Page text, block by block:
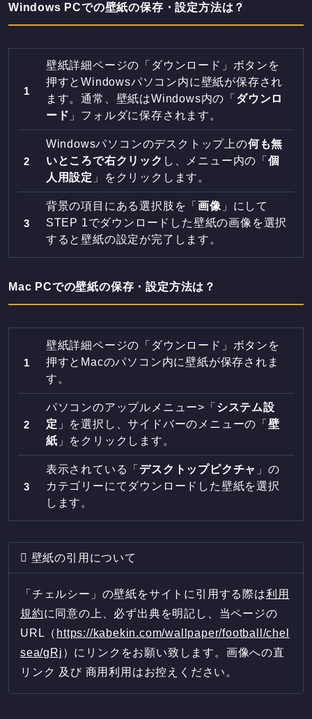
Windows PCでの壁紙の保存・設定方法は？
壁紙詳細ページの「ダウンロード」ボタンを
押すとWindowsパソコン内に壁紙が保存され
ます。通常、壁紙はWindows内の「 ダウンロ
ード 」フォルダに保存されます。
Windowsパソコンのデスクトップ上の何も無
いところで右クリック し、メニュー内の「 個
人用設定 」をクリックします。
背景の項目にある選択肢を「画像 」にして
STEP 1でダウンロードした壁紙の画像を選択
すると壁紙の設定が完了します。
Mac PCでの壁紙の保存・設定方法は？
壁紙詳細ページの「ダウンロード」ボタンを
押すとMacのパソコン内に壁紙が保存されま
す。
パソコンのアップルメニュー>「 システム設
定 」を選択し、サイドバーのメニューの「壁
紙 」をクリックします。
表示されている「 デスクトップピクチャ 」の
カテゴリーにてダウンロードした壁紙を選択
します。
壁紙の引用について
「チェルシー」の壁紙をサイトに引用する際は利用
規約に同意の上、必ず出典を明記し、当ページの
URL（ https://kabekin.com/wallpaper/football/chel
sea/gRj ）にリンクをお願い致します。画像への直
リンク 及び 商用利用はお控えください。